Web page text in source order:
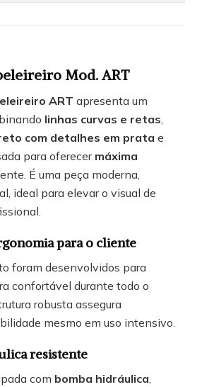
Mod. ART
ART apresenta um
linhas curvas e retas,
com detalhes em prata e
para oferecer máxima
É uma peça moderna,
ideal para elevar o visual de
para o cliente
foram desenvolvidos para
confortável durante todo o
robusta assegura
mesmo em uso intensivo.
resistente
com bomba hidráulica,